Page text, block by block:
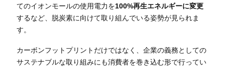
てのイオンモールの使用電力を100%再生エネルギーに変更
するなど、脱炭素に向けて取り組んでいる姿勢が見られま
す。
カーボンフットプリントだけではなく、企業の義務としての
サステナブルな取り組みにも消費者を巻き込む形で行ってい